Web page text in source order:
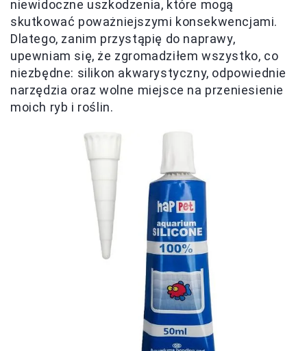
niewidoczne uszkodzenia, które mogą
skutkować poważniejszymi konsekwencjami.
Dlatego, zanim przystąpię do naprawy,
upewniam się, że zgromadziłem wszystko, co
niezbędne: silikon akwarystyczny, odpowiednie
narzędzia oraz wolne miejsce na przeniesienie
moich ryb i roślin.